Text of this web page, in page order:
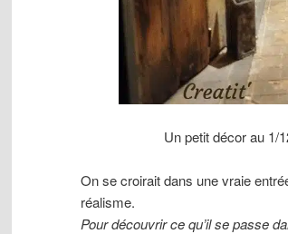
Un petit décor au 1/
On se croirait dans une vraie
réalisme.
Pour découvrir ce qu’il se passe